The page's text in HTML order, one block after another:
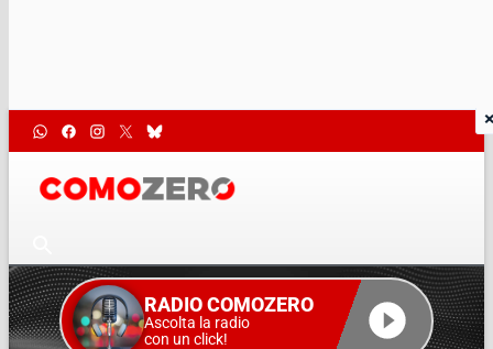
RADIO COMOZERO
Ascolta la radio
con un click!